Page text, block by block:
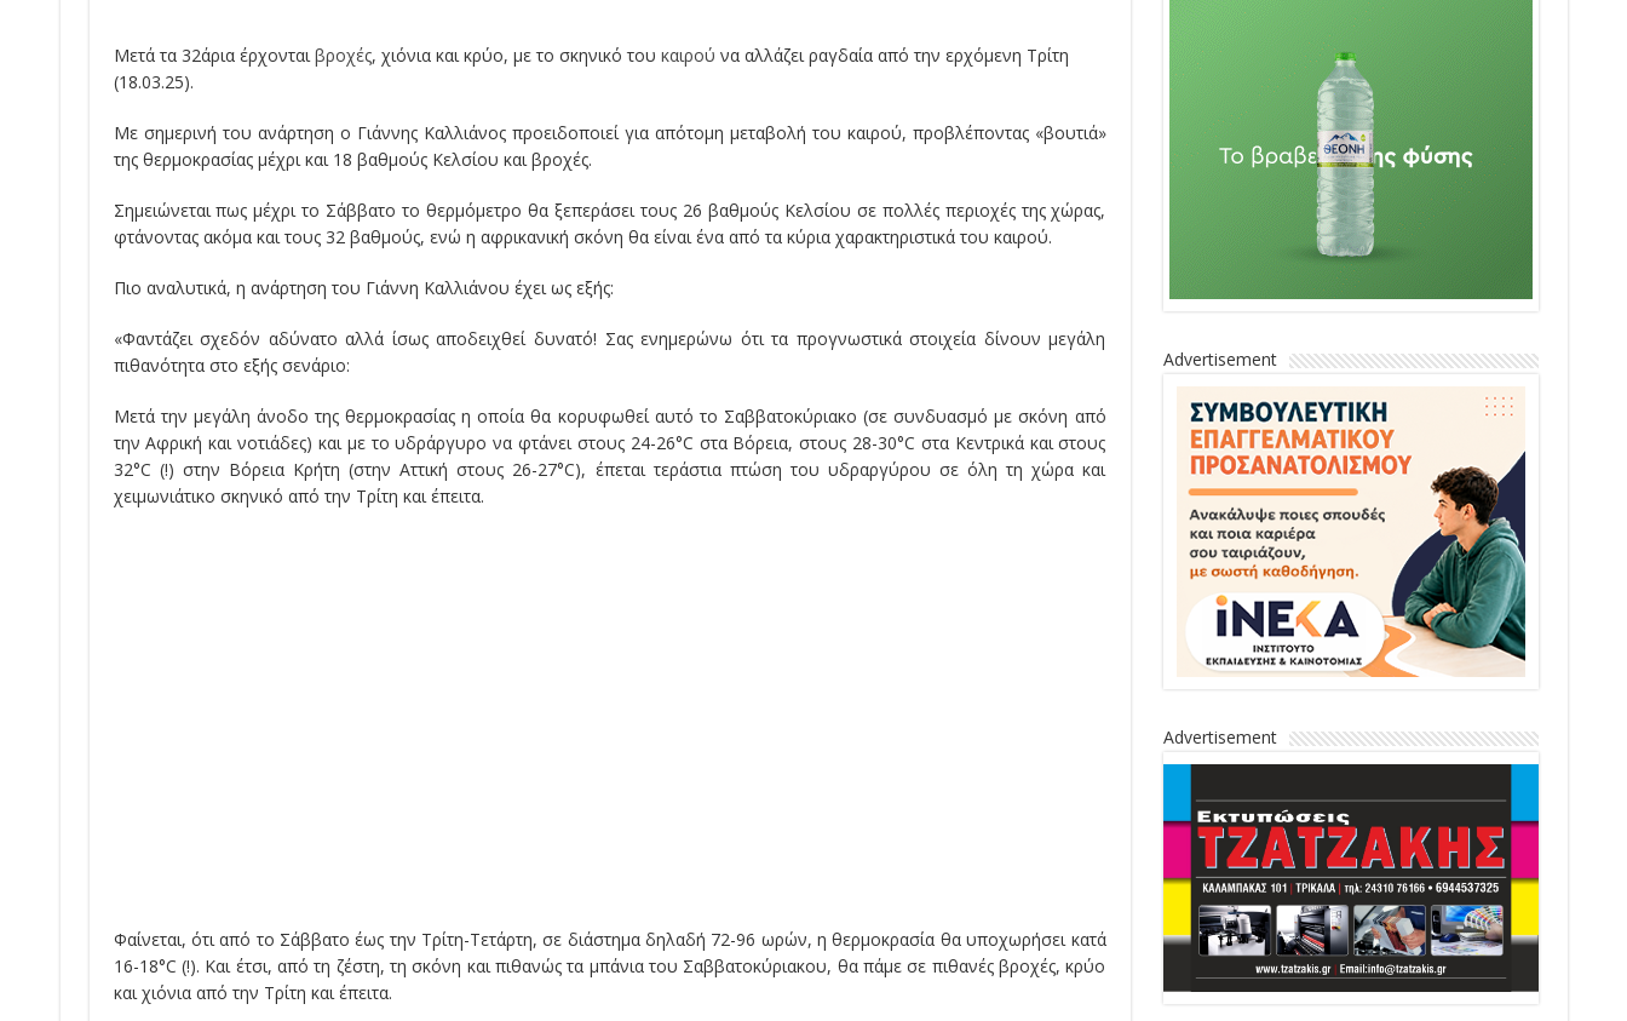
Μετά τα 32άρια έρχονταιβροχές, χιόνια και κρύο, με το σκηνικό του καιρού να αλλάζει ραγδαία από την ερχόμενη Τρίτη
(18.03.25).
Με σημερινή του ανάρτηση ο Γιάννης Καλλιάνος προειδοποιεί για απότομη μεταβολή του καιρού, προβλέποντας «βουτιά»
της θερμοκρασίας μέχρι και 18 βαθμούς Κελσίου και βροχές.
Σημειώνεται πως μέχρι το Σάββατο το θερμόμετρο θα ξεπεράσει τους 26 βαθμούς Κελσίου σε πολλές περιοχές της χώρας,
φτάνοντας ακόμα και τους 32 βαθμούς, ενώ η αφρικανική σκόνη θα είναι ένα από τα κύρια χαρακτηριστικά του καιρού.
Πιο αναλυτικά, η ανάρτηση του Γιάννη Καλλιάνου έχει ως εξής:
«Φαντάζει σχεδόν αδύνατο αλλά ίσως αποδειχθεί δυνατό! Σας ενημερώνω ότι τα προγνωστικά στοιχεία δίνουν μεγάλη
πιθανότητα στο εξής σενάριο:
Μετά την μεγάλη άνοδο της θερμοκρασίας η οποία θα κορυφωθεί αυτό το Σαββατοκύριακο (σε συνδυασμό με σκόνη από
την Αφρική και νοτιάδες) και με το υδράργυρο να φτάνει στους 24-26°C στα Βόρεια, στους 28-30°C στα Κεντρικά και στους
32°C (!) στην Βόρεια Κρήτη (στην Αττική στους 26-27°C), έπεται τεράστια πτώση του υδραργύρου σε όλη τη χώρα και
χειμωνιάτικο σκηνικό από την Τρίτη και έπειτα.
Φαίνεται, ότι από το Σάββατο έως την Τρίτη-Τετάρτη, σε διάστημα δηλαδή 72-96 ωρών, η θερμοκρασία θα υποχωρήσει κατά
16-18°C (!). Και έτσι, από τη ζέστη, τη σκόνη και πιθανώς τα μπάνια του Σαββατοκύριακου, θα πάμε σε πιθανές βροχές, κρύο
και χιόνια από την Τρίτη και έπειτα.
Advertisement
Advertisement